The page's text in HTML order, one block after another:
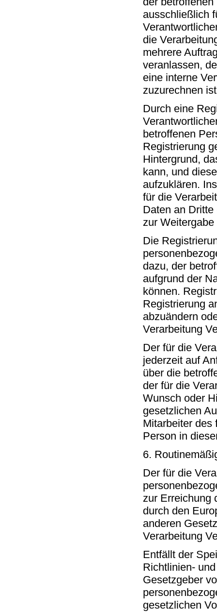
ausschließlich
die
mehrere
veranlassen,
eine interne
zuzurechnen
Durch eine
betroffenen
Registrierung
Hintergrund,
kann, und
aufzuklären.
für die
Daten an
zur
Die
dazu, der
aufgrund der
können.
Registrierung
abzuändern
Verarbeitung
Der für die
jederzeit auf
über die
der für die
Wunsch oder
gesetzlichen
Mitarbeiter des
Person in
6.
Der für die
zur Erreichung
durch den
anderen
Verarbeitung
Entfällt der
Richtlinien-
Gesetzgeber
gesetzlichen